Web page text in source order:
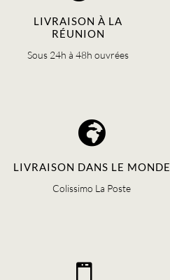
LIVRAISON À LA
RÉUNION
Sous 24h à 48h ouvrées

LIVRAISON DANS LE MONDE
Colissimo La Poste